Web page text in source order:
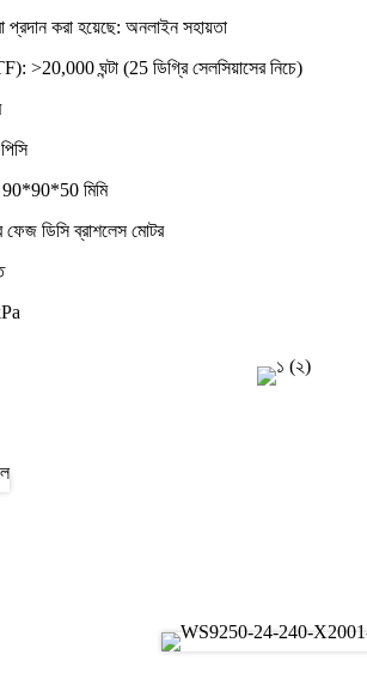
প্রদান করা হয়েছে: অনলাইন সহায়তা
>20,000 ঘন্টা (25 ডিগ্রি সেলসিয়াসের নিচে)
90*90*50 মিমি
ফেজ ডিসি ব্রাশলেস মোটর